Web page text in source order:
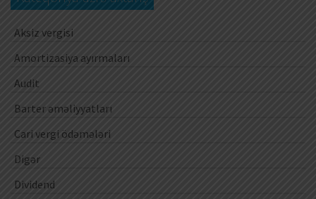
Aksiz vergisi
Amortizasiya ayırmaları
Audit
Barter əməliyyatları
Cari vergi ödəmələri
Digər
Dividend